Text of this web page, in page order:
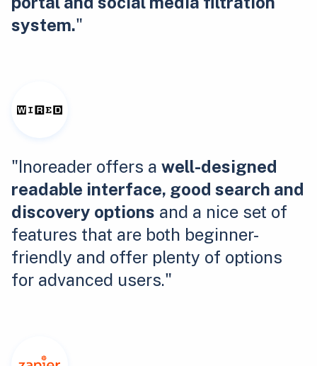
system."
"Inoreader offers a well-designed
readable interface, good search and
discovery options and a nice set of
features that are both beginner-
friendly and offer plenty of options
for advanced users."